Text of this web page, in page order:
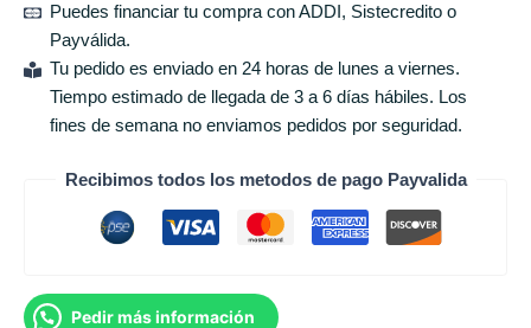
Puedes financiar tu compra con ADDI, Sistecredito o
Payválida.
Tu pedido es enviado en 24 horas de lunes a viernes.
Tiempo estimado de llegada de 3 a 6 días hábiles. Los
fines de semana no enviamos pedidos por seguridad.
Recibimos todos los metodos de pago Payvalida
Pedir más información